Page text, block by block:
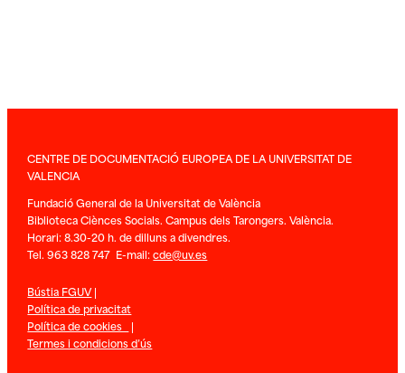
CENTRE DE DOCUMENTACIÓ EUROPEA DE LA UNIVERSITAT DE
VALENCIA
Fundació General de la Universitat de València
Biblioteca Ciènces Socials. Campus dels Tarongers. València.
Horari: 8.30-20 h. de dilluns a divendres.
Tel. 963 828 747 E-mail:cde@uv.es
Bústia FGUV|
Política de privacitat
Política de cookies |
Termes i condicions d’ús